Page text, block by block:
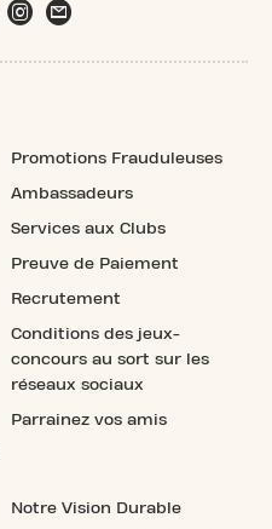
Promotions Frauduleuses
Ambassadeurs
Services aux Clubs
Preuve de Paiement
Recrutement
Conditions des jeux-
concours au sort sur les
réseaux sociaux
Parrainez vos amis
Notre Vision Durable